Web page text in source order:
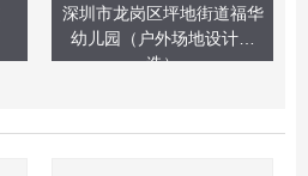
深圳市龙岗区坪地街道福华
幼儿园（户外场地设计改
造）